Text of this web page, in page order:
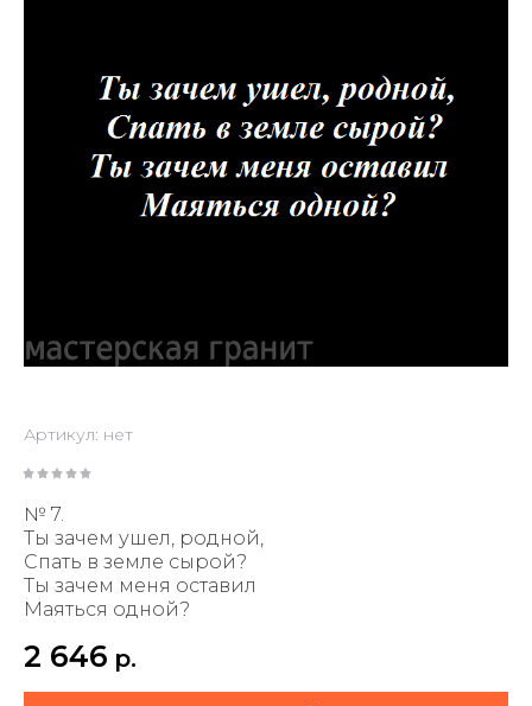
Артикул: нет
№ 7.
Ты зачем ушел, родной,
Спать в земле сырой?
Ты зачем меня оставил
Маяться одной?
2 646 р.